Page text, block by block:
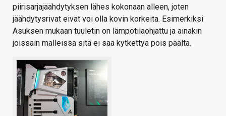
piirisarjajäähdytyksen lähes kokonaan alleen, joten
jäähdytysrivat eivät voi olla kovin korkeita. Esimerkiksi
Asuksen mukaan tuuletin on lämpötilaohjattu ja ainakin
joissain malleissa sitä ei saa kytkettyä pois päältä.